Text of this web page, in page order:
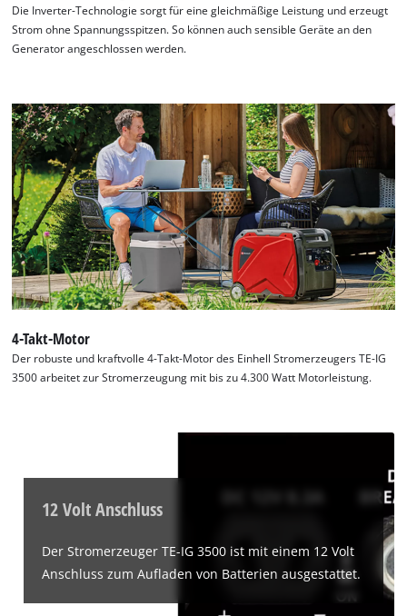
Die Inverter-Technologie sorgt für eine gleichmäßige Leistung und erzeugt
Strom ohne Spannungsspitzen. So können auch sensible Geräte an den
Generator angeschlossen werden.
4-Takt-Motor
Der robuste und kraftvolle 4-Takt-Motor des Einhell Stromerzeugers TE-IG
3500 arbeitet zur Stromerzeugung mit bis zu 4.300 Watt Motorleistung.
12 Volt Anschluss
Der Stromerzeuger TE-IG 3500 ist mit einem 12 Volt
Anschluss zum Aufladen von Batterien ausgestattet.